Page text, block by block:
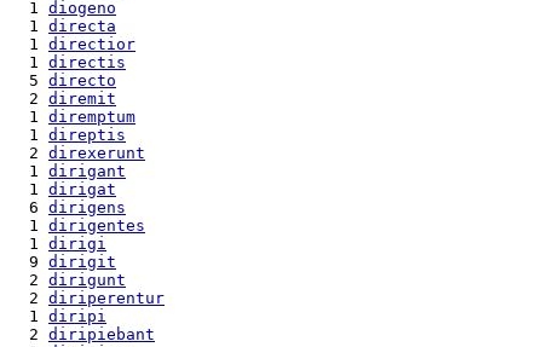
  1
diogeno
  1
directa
  1
directior
  1
directis
  5
directo
  2
diremit
  1
diremptum
  1
direptis
  2
direxerunt
  1
dirigant
  1
dirigat
  6
dirigens
  1
dirigentes
  1
dirigi
  9
dirigit
  2
dirigunt
  2
diriperentur
  1
diripi
  2
diripiebant